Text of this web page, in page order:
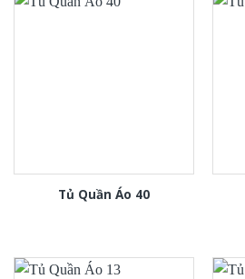
Tủ Quần Áo 40